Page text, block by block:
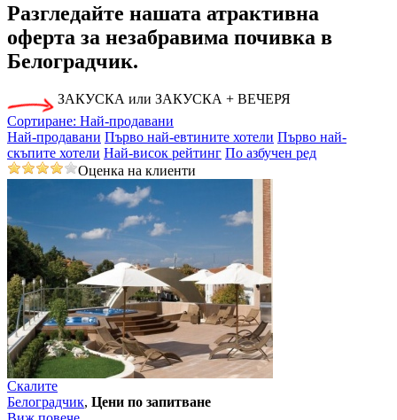
Разгледайте нашата атрактивна
оферта за незабравима почивка в
Белоградчик.
Сортиране: Най-продавани
Най-продавани Първо най-евтините хотели Първо най-
скъпите хотели Най-висок рейтинг По азбучен ред
ЗАКУСКА или ЗАКУСКА + ВЕЧЕРЯ
Оценка на клиенти
Скалите
Белоградчик, Цени по запитване